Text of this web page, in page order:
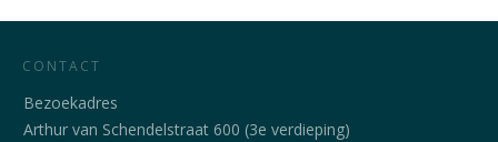
CONTACT
Bezoekadres
Arthur van Schendelstraat 600 (3e verdieping)